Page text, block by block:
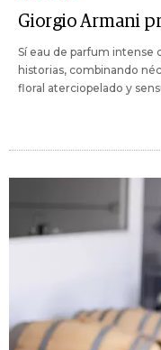
Giorgio Armani
Sí eau de parfum intense
historias, combinando
floral aterciopelado y